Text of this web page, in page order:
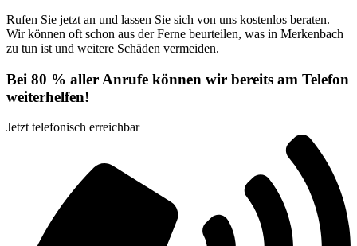
Rufen Sie jetzt an und lassen Sie sich von uns kostenlos beraten.
Wir können oft schon aus der Ferne beurteilen, was in Merkenbach
zu tun ist und weitere Schäden vermeiden.
Bei 80 % aller Anrufe können wir bereits am Telefon
weiterhelfen!
Jetzt telefonisch erreichbar